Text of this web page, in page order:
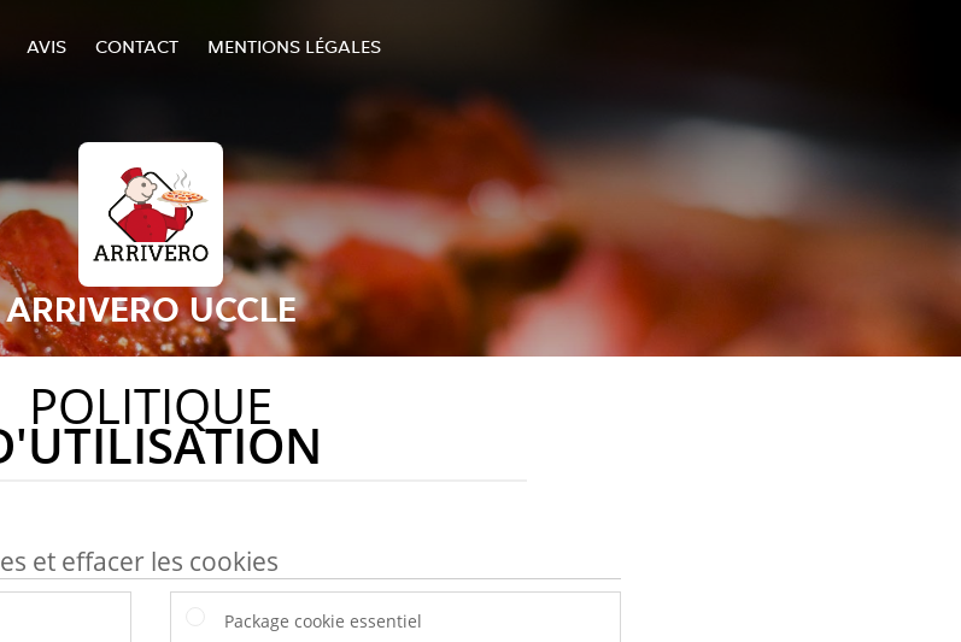
AVIS CONTACT MENTIONS LÉGALES
ARRIVERO UCCLE
POLITIQUE
et effacer les cookies
Package cookie essentiel